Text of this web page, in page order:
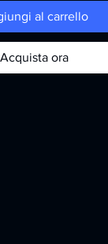
al carrello
Acquista ora